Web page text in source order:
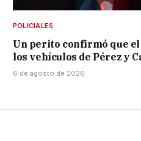
POLICIALES
Un perito confirmó que
los vehículos de Pérez y
6 de agosto de 2026